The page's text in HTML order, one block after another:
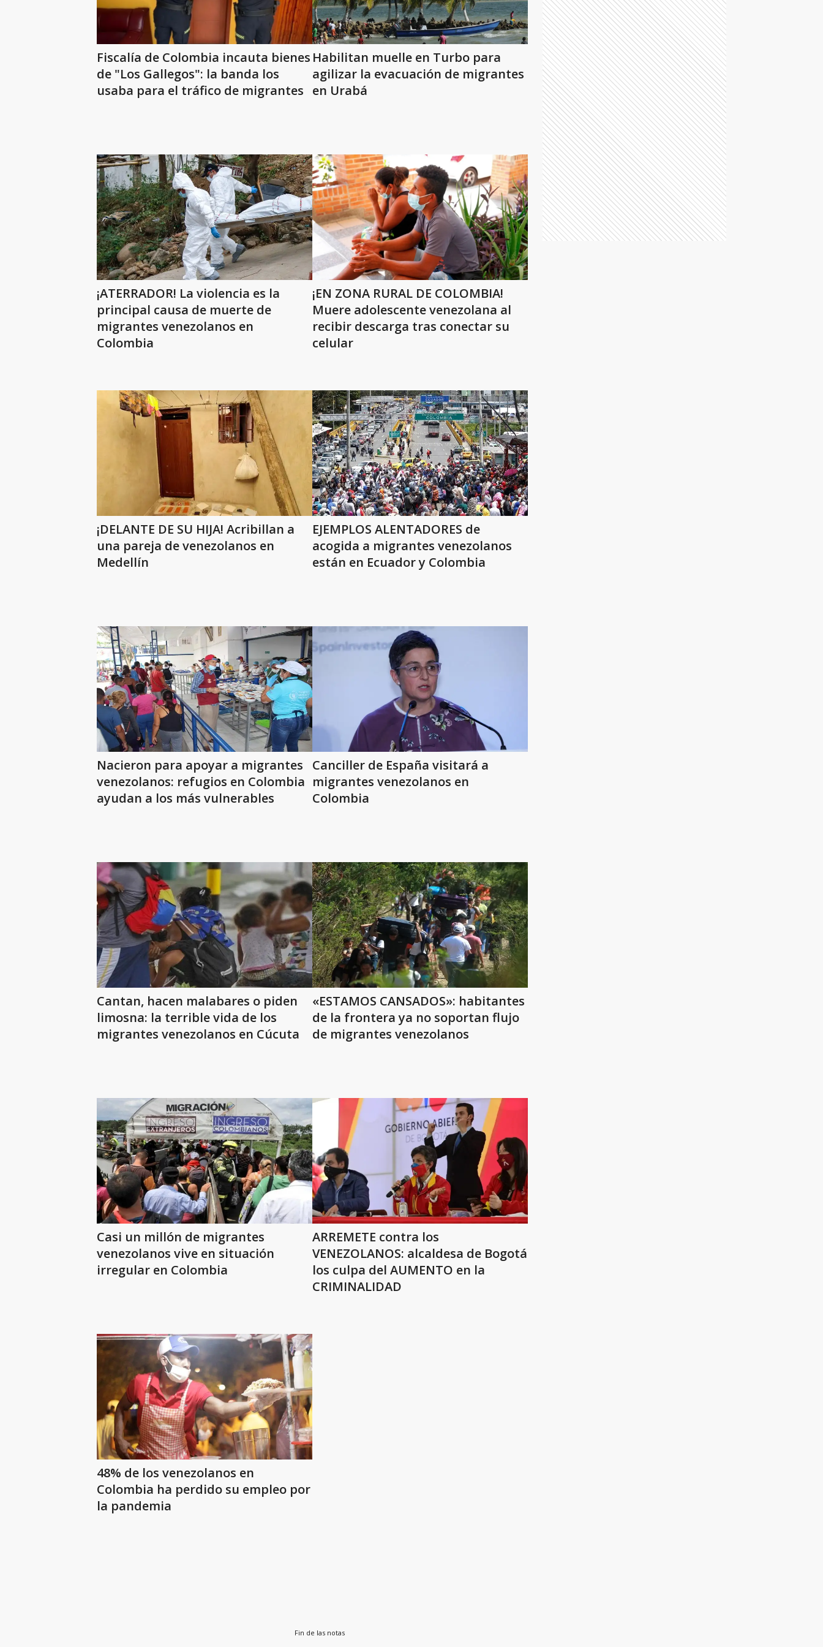
Fiscalía de Colombia incauta bienes
de "Los Gallegos": la banda los
usaba para el tráfico de migrantes
Habilitan muelle en Turbo para
agilizar la evacuación de migrantes
en Urabá
¡ATERRADOR! La violencia es la
principal causa de muerte de
migrantes venezolanos en
Colombia
¡EN ZONA RURAL DE COLOMBIA!
Muere adolescente venezolana al
recibir descarga tras conectar su
celular
¡DELANTE DE SU HIJA! Acribillan a
una pareja de venezolanos en
Medellín
EJEMPLOS ALENTADORES de
acogida a migrantes venezolanos
están en Ecuador y Colombia
Nacieron para apoyar a migrantes
venezolanos: refugios en Colombia
ayudan a los más vulnerables
Canciller de España visitará a
migrantes venezolanos en
Colombia
Cantan, hacen malabares o piden
limosna: la terrible vida de los
migrantes venezolanos en Cúcuta
«ESTAMOS CANSADOS»: habitantes
de la frontera ya no soportan flujo
de migrantes venezolanos
Casi un millón de migrantes
venezolanos vive en situación
irregular en Colombia
ARREMETE contra los
VENEZOLANOS: alcaldesa de Bogotá
los culpa del AUMENTO en la
CRIMINALIDAD
48% de los venezolanos en
Colombia ha perdido su empleo por
la pandemia
Fin de las notas